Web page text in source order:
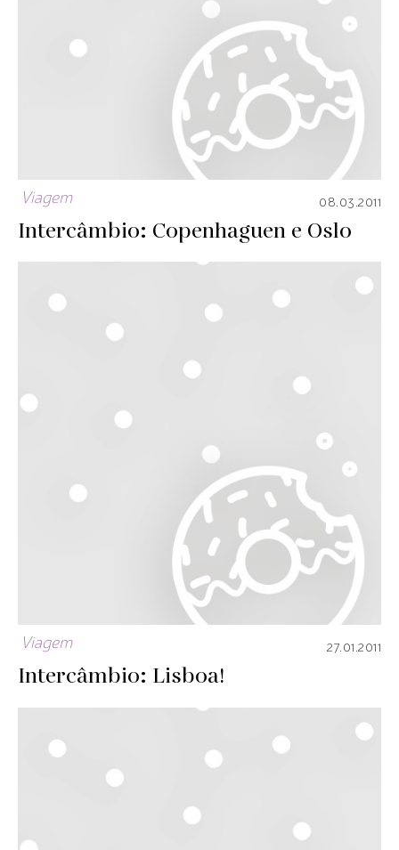
Viagem 08.03.2011
Intercâmbio: Copenhaguen e Oslo
Viagem 27.01.2011
Intercâmbio: Lisboa!